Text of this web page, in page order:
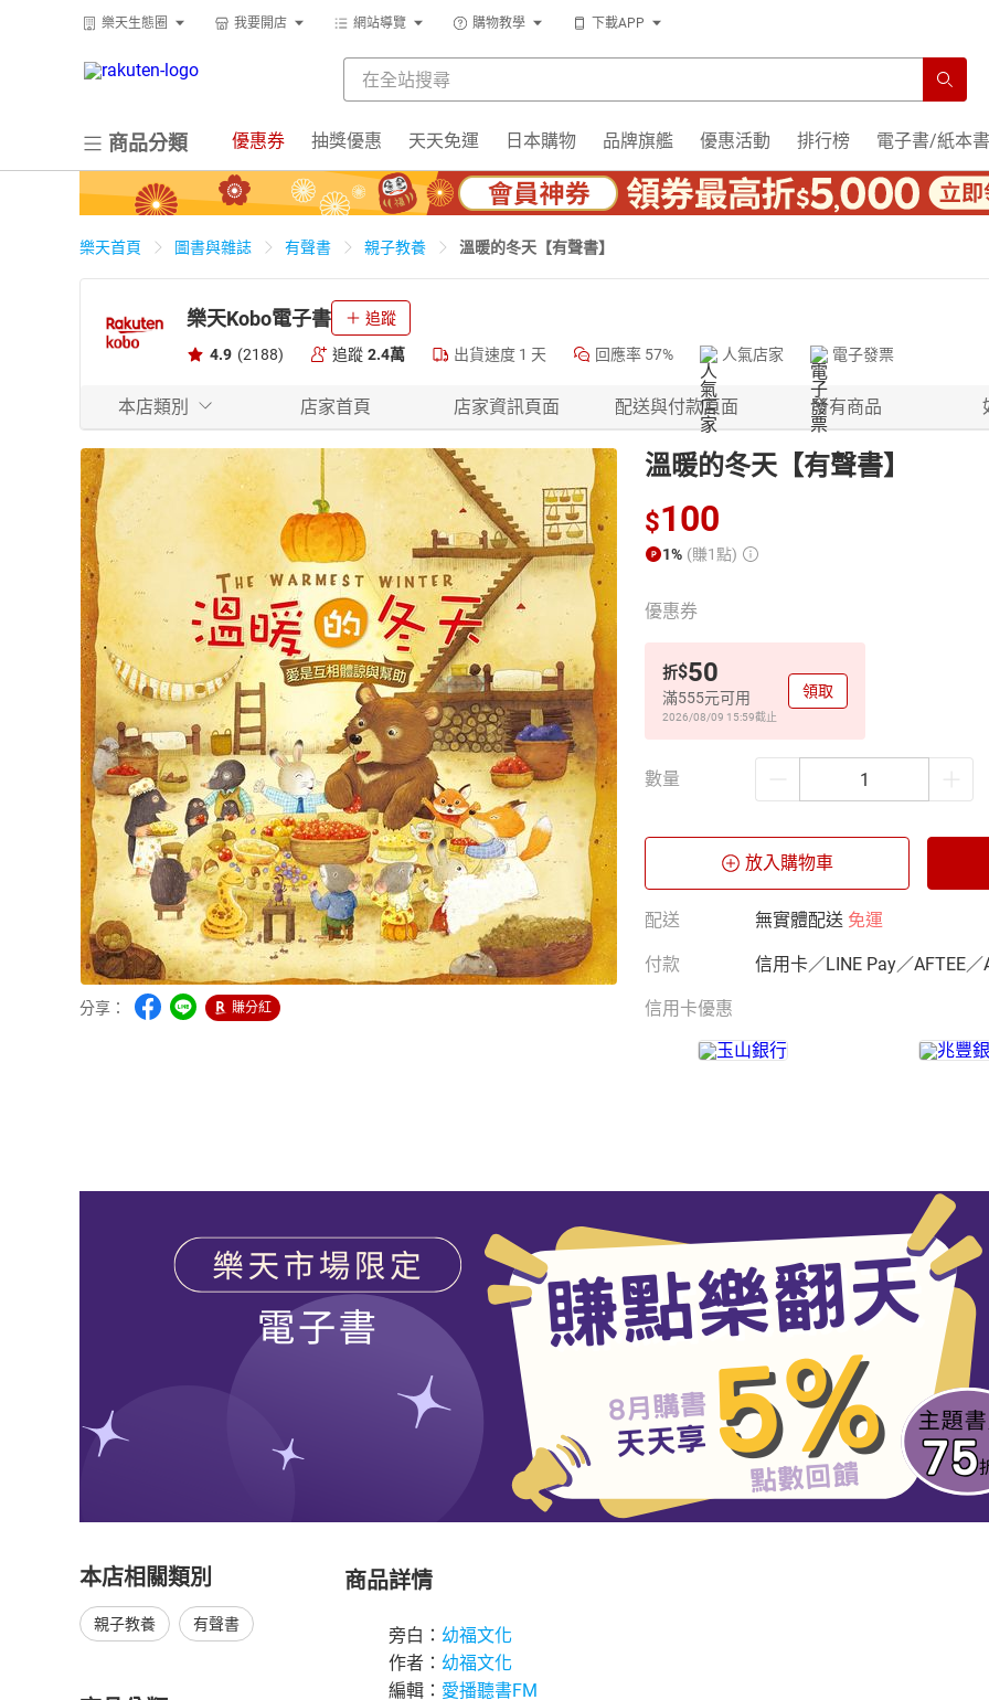
樂天生態圈 我要開店 網站導覽 購物教學 下載APP
商品分類 優惠券 抽獎優惠 天天免運 日本購物 品牌旗艦 優惠活動 排行榜 電子書/紙本書
樂天首頁 圖書與雜誌 有聲書 親子教養 溫暖的冬天【有聲書】
樂天Kobo電子書 追蹤
4.9 (2188) 追蹤 2.4萬 出貨速度 1 天 回應率 57% 人氣店家 電子發票
本店類別 店家首頁 店家資訊頁面 配送與付款頁面 所有商品
分享： 賺分紅
溫暖的冬天【有聲書】
$100
1% (賺1點)
優惠券
折$50
滿555元可用
2026/08/09 15:59截止
領取
數量
放入購物車
配送 無實體配送 免運
付款 信用卡／LINE Pay／AFTEE／
信用卡優惠
本店相關類別
親子教養 有聲書
商品詳情
旁白： 幼福文化
作者： 幼福文化
編輯： 愛播聽書FM